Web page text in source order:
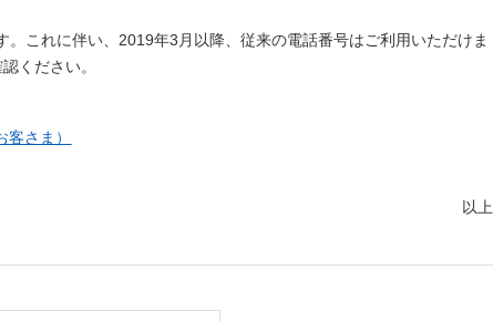
これに伴い、2019年3月以降、従来の電話番号はご利用いただけま
ください。
さま）
以上